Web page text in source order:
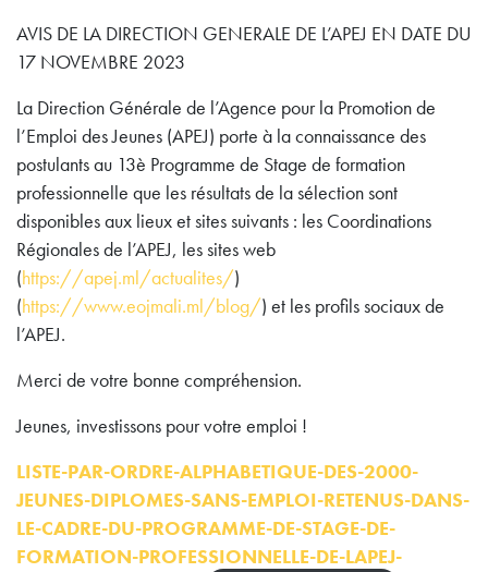
AVIS DE LA DIRECTION GENERALE DE L’APEJ EN DATE DU
17 NOVEMBRE 2023
La Direction Générale de l’Agence pour la Promotion de
l’Emploi des Jeunes (APEJ) porte à la connaissance des
postulants au 13è Programme de Stage de formation
professionnelle que les résultats de la sélection sont
disponibles aux lieux et sites suivants : les Coordinations
Régionales de l’APEJ, les sites web
(https://apej.ml/actualites/)
(https://www.eojmali.ml/blog/) et les profils sociaux de
l’APEJ.
Merci de votre bonne compréhension.
Jeunes, investissons pour votre emploi !
LISTE-PAR-ORDRE-ALPHABETIQUE-DES-2000-
JEUNES-DIPLOMES-SANS-EMPLOI-RETENUS-DANS-
LE-CADRE-DU-PROGRAMME-DE-STAGE-DE-
FORMATION-PROFESSIONNELLE-DE-LAPEJ-